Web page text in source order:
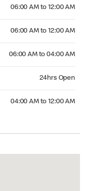
06:00 AM to 12:00 AM
06:00 AM to 12:00 AM
06:00 AM to 04:00 AM
24hrs Open
04:00 AM to 12:00 AM